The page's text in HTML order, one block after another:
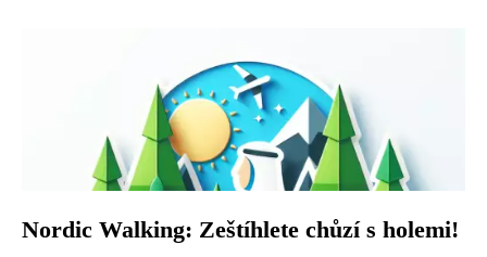
Nordic Walking: Zeštíhlete chůzí s holemi!